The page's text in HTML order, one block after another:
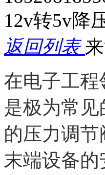
12v转5v降
返回列表
在电子工
是极为常
的压力调
末端设备